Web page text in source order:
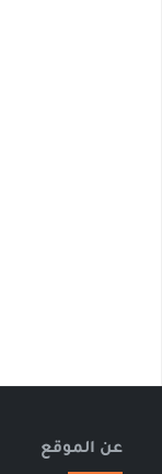
عن الموقع